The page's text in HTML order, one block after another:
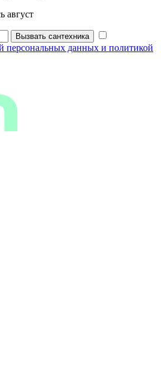
август
Вызвать сантехника
персональных данных и политикой